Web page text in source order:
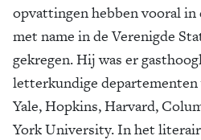
opvattingen hebben vooral
met name in de Verenigde
gekregen. Hij was er
letterkundige
Yale, Hopkins, Harvard,
York University. In het